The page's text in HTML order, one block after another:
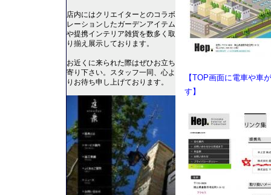
【TOP画面に電車や車
す】
店内にはクリエイターとのコラボ
レーションしたガーデンアイテム
や提携インテリア雑貨を数多く取
り揃え展示しております。
お近くに来られた際はぜひお立ち
寄り下さい。スタッフ一同、心よ
りお待ち申し上げております。